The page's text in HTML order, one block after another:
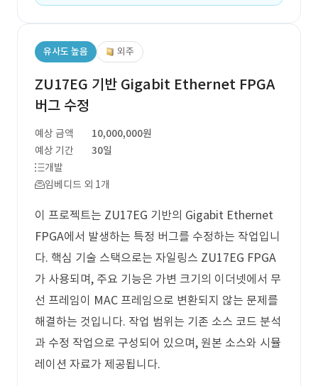
유사도 높음 외주
ZU17EG 기반 Gigabit Ethernet FPGA
버그 수정
예상 금액
10,000,000원
예상 기간
30일
개발
임베디드 외 1개
이 프로젝트는 ZU17EG 기반의 Gigabit Ethernet
FPGA에서 발생하는 특정 버그를 수정하는 작업입니
다. 핵심 기술 스택으로는 자일링스 ZU17EG FPGA
가 사용되며, 주요 기능은 가변 크기의 이더넷에서 무
선 프레임이 MAC 프레임으로 변환되지 않는 문제를
해결하는 것입니다. 작업 범위는 기존 소스 코드 분석
과 수정 작업으로 구성되어 있으며, 원본 소스와 시뮬
레이션 자료가 제공됩니다.